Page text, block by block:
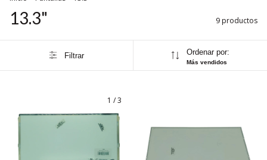
13.3" 9 productos
Filtrar Ordenar por:
Más vendidos
1 /3